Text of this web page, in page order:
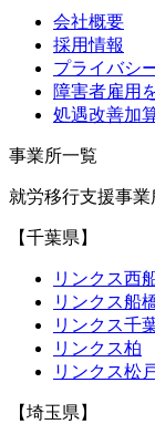
会社概要
採用情報
プライバシ
障害者雇用
処遇改善加
事業所一覧
就労移行支援事業
【千葉県】
リンクス西
リンクス船
リンクス千
リンクス柏
リンクス松
【埼玉県】